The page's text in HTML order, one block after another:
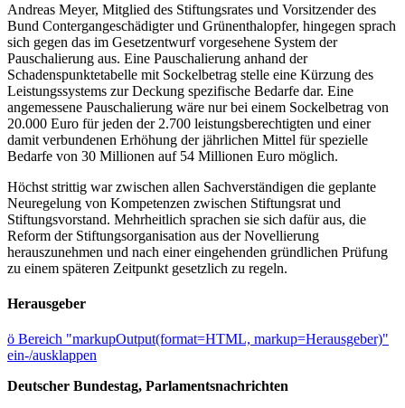
Andreas Meyer, Mitglied des Stiftungsrates und Vorsitzender des
Bund Contergangeschädigter und Grünenthalopfer, hingegen sprach
sich gegen das im Gesetzentwurf vorgesehene System der
Pauschalierung aus. Eine Pauschalierung anhand der
Schadenspunktetabelle mit Sockelbetrag stelle eine Kürzung des
Leistungssystems zur Deckung spezifische Bedarfe dar. Eine
angemessene Pauschalierung wäre nur bei einem Sockelbetrag von
20.000 Euro für jeden der 2.700 leistungsberechtigten und einer
damit verbundenen Erhöhung der jährlichen Mittel für spezielle
Bedarfe von 30 Millionen auf 54 Millionen Euro möglich.
Höchst strittig war zwischen allen Sachverständigen die geplante
Neuregelung von Kompetenzen zwischen Stiftungsrat und
Stiftungsvorstand. Mehrheitlich sprachen sie sich dafür aus, die
Reform der Stiftungsorganisation aus der Novellierung
herauszunehmen und nach einer eingehenden gründlichen Prüfung
zu einem späteren Zeitpunkt gesetzlich zu regeln.
Herausgeber
ö Bereich "markupOutput(format=HTML, markup=Herausgeber)"
ein-/ausklappen
Deutscher Bundestag, Parlamentsnachrichten